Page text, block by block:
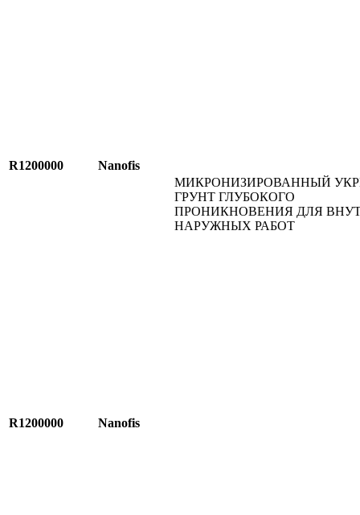
МИКРОНИЗИРОВАННЫЙ
ГРУНТ ГЛУБОКОГО
ПРОНИКНОВЕНИЯ ДЛЯ
НАРУЖНЫХ РАБОТ
R1200000 Nanofis
R1200000 Nanofis